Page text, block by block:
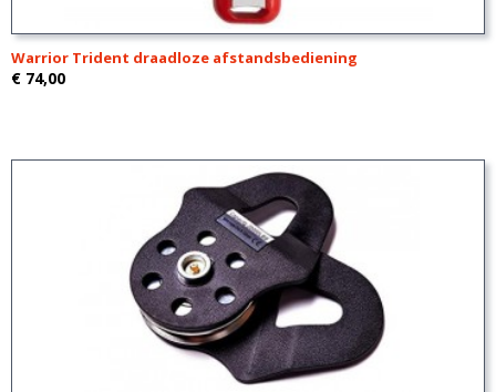
Warrior Trident draadloze afstandsbediening
€ 74,00